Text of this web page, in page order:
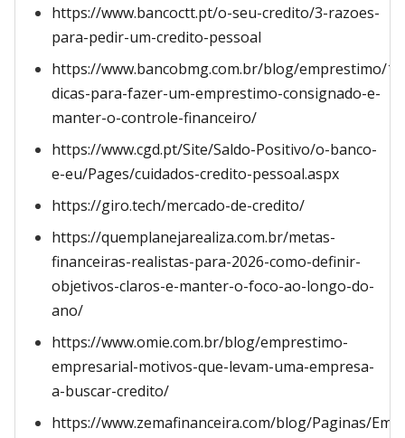
https://www.bancoctt.pt/o-seu-credito/3-razoes-
para-pedir-um-credito-pessoal
https://www.bancobmg.com.br/blog/emprestimo/
dicas-para-fazer-um-emprestimo-consignado-e-
manter-o-controle-financeiro/
https://www.cgd.pt/Site/Saldo-Positivo/o-banco-
e-eu/Pages/cuidados-credito-pessoal.aspx
https://giro.tech/mercado-de-credito/
https://quemplanejarealiza.com.br/metas-
financeiras-realistas-para-2026-como-definir-
objetivos-claros-e-manter-o-foco-ao-longo-do-
ano/
https://www.omie.com.br/blog/emprestimo-
empresarial-motivos-que-levam-uma-empresa-
a-buscar-credito/
https://www.zemafinanceira.com/blog/Paginas/